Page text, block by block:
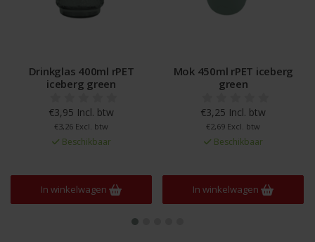
Drinkglas 400ml rPET
iceberg green
€3,95 Incl. btw
€3,26 Excl. btw
Beschikbaar
In winkelwagen
Mok 450ml rPET iceberg
green
€3,25 Incl. btw
€2,69 Excl. btw
Beschikbaar
In winkelwagen